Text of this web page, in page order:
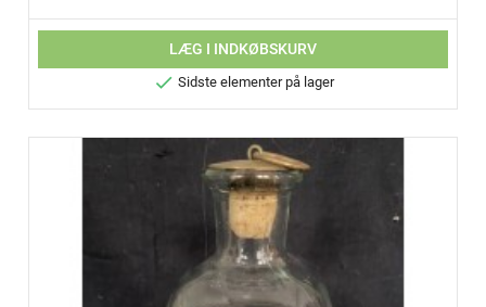
LÆG I INDKØBSKURV
 Sidste elementer på lager